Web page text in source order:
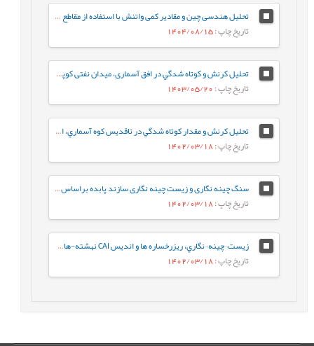
تحلیل هندسی چین و مقادیر کمی واتنش با استفاده از مقاطع لرزه ای تراز شده (مطالعه موردی میدان نفتی کوپال)
تاریخ چاپ: 1404/08/15
تحلیل کرنش و كوتاه شدگي در افق آسماری، میدان نفتی کوپال، استان خوزستان
تاریخ چاپ: 1403/05/20
تحلیل کرنش و مقدار كوتاه شدگي در تاقديس كوه آسماري، استان خوزستان
تاریخ چاپ: 1402/03/18
سنگ چینه نگاری و زیست چینه نگاری سازند پابده براساس روزن داران پلانکتون در برش جهانگیرآباد (جنوب ایلام- حوضه رسوبی زاگرس)
تاریخ چاپ: 1402/03/18
زيست¬چينه¬نگاري، ريزرخساره ها و انديس CAI نهشته-هاي دونين پسين در برش کال سردر شمال شرق طبس بر اساس فوناي کنودونتي
تاریخ چاپ: 1402/03/18